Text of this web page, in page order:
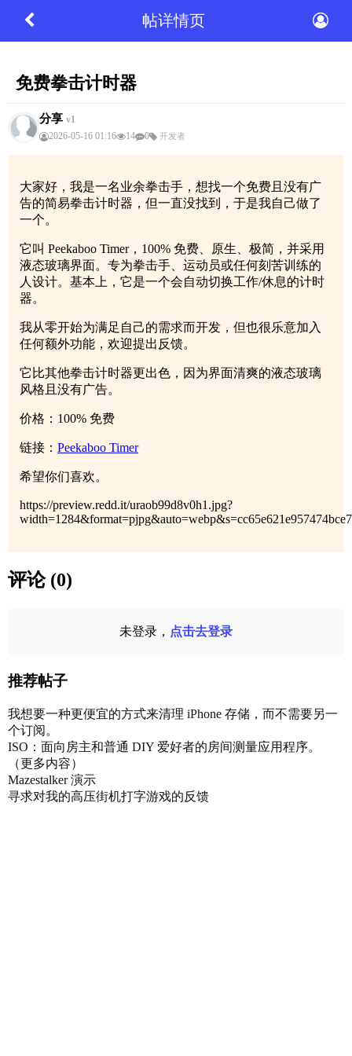
帖详情页
免费拳击计时器
分享 v1
2026-05-16 01:16
14 0 开发者
大家好，我是一名业余拳击手，想找一个免费且没有广
告的简易拳击计时器，但一直没找到，于是我自己做了
一个。
它叫 Peekaboo Timer，100% 免费、原生、极简，并采用
液态玻璃界面。专为拳击手、运动员或任何刻苦训练的
人设计。基本上，它是一个会自动切换工作/休息的计时
器。
我从零开始为满足自己的需求而开发，但也很乐意加入
任何额外功能，欢迎提出反馈。
它比其他拳击计时器更出色，因为界面清爽的液态玻璃
风格且没有广告。
价格：100% 免费
链接： Peekaboo Timer
希望你们喜欢。
https://preview.redd.it/uraob99d8v0h1.jpg?
评论 (0)
未登录， 点击去登录
推荐帖子
我想要一种更便宜的方式来清理 iPhone 存储，而不需要另一
个订阅。
ISO：面向房主和普通 DIY 爱好者的房间测量应用程序。
（更多内容）
Mazestalker 演示
寻求对我的高压街机打字游戏的反馈